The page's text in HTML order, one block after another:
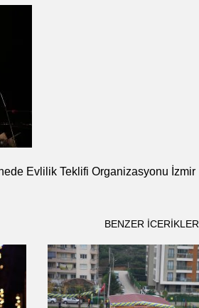
Evlilik Teklifi Organizasyonu İzmir
BENZER ICERIKLER